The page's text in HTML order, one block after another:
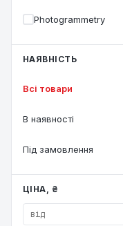
Photogrammetry
НАЯВНІСТЬ
Всі товари
В наявності
Під замовлення
ЦІНА, ₴